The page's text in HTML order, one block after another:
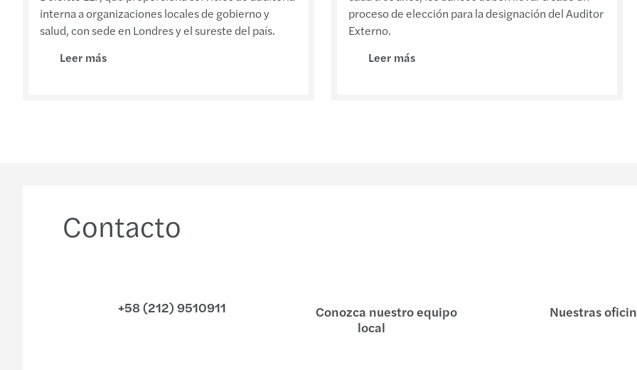
interna a organizaciones locales de gobierno y
salud, con sede en Londres y el sureste del país.
Leer más
proceso de elección para la designación del Auditor
Externo.
Leer más
Contacto
+58 (212) 9510911
Conozca nuestro equipo
local
Nuestras